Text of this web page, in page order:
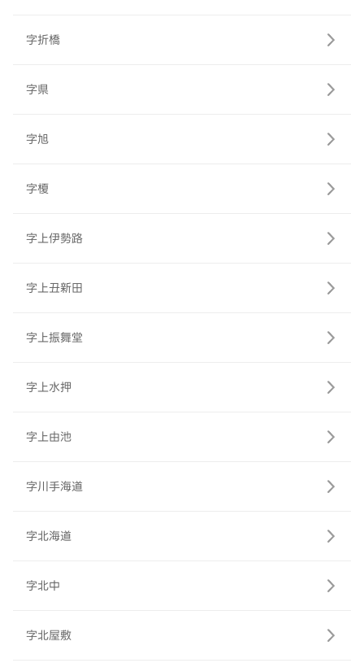
字折橋
字県
字旭
字榎
字上伊勢路
字上丑新田
字上振舞堂
字上水押
字上由池
字川手海道
字北海道
字北中
字北屋敷